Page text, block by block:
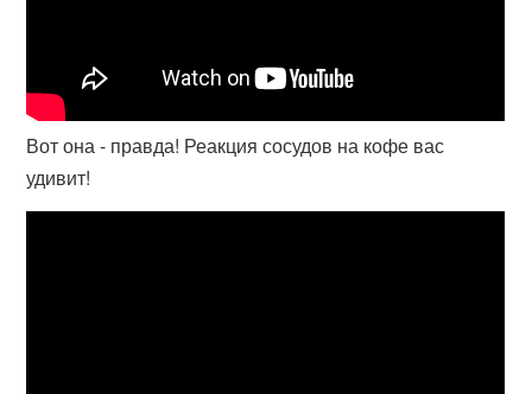
Вот она - правда! Реакция сосудов на кофе вас
удивит!